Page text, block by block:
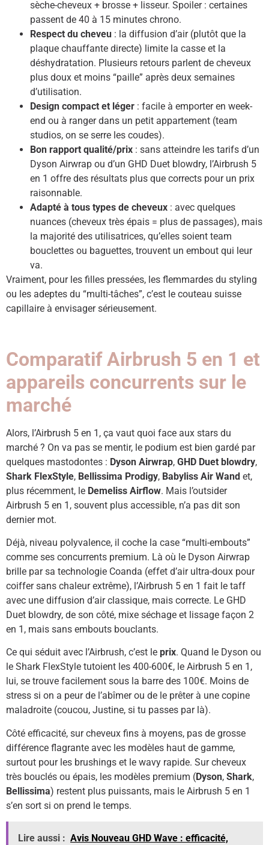
sèche-cheveux + brosse + lisseur. Spoiler : certaines
passent de 40 à 15 minutes chrono.
Respect du cheveu : la diffusion d’air (plutôt que la
plaque chauffante directe) limite la casse et la
déshydratation. Plusieurs retours parlent de cheveux
plus doux et moins “paille” après deux semaines
d’utilisation.
Design compact et léger : facile à emporter en week-
end ou à ranger dans un petit appartement (team
studios, on se serre les coudes).
Bon rapport qualité/prix : sans atteindre les tarifs d’un
Dyson Airwrap ou d’un GHD Duet blowdry, l’Airbrush 5
en 1 offre des résultats plus que corrects pour un prix
raisonnable.
Adapté à tous types de cheveux : avec quelques
nuances (cheveux très épais = plus de passages), mais
la majorité des utilisatrices, qu’elles soient team
bouclettes ou baguettes, trouvent un embout qui leur
va.
Vraiment, pour les filles pressées, les flemmardes du styling
ou les adeptes du “multi-tâches”, c’est le couteau suisse
capillaire à envisager sérieusement.
Comparatif Airbrush 5 en 1 et
appareils concurrents sur le
marché
Alors, l’Airbrush 5 en 1, ça vaut quoi face aux stars du
marché ? On va pas se mentir, le podium est bien gardé par
quelques mastodontes : Dyson Airwrap, GHD Duet blowdry,
Shark FlexStyle, Bellissima Prodigy, Babyliss Air Wand et,
plus récemment, le Demeliss Airflow. Mais l’outsider
Airbrush 5 en 1, souvent plus accessible, n’a pas dit son
dernier mot.
Déjà, niveau polyvalence, il coche la case “multi-embouts”
comme ses concurrents premium. Là où le Dyson Airwrap
brille par sa technologie Coanda (effet d’air ultra-doux pour
coiffer sans chaleur extrême), l’Airbrush 5 en 1 fait le taff
avec une diffusion d’air classique, mais correcte. Le GHD
Duet blowdry, de son côté, mixe séchage et lissage façon 2
en 1, mais sans embouts bouclants.
Ce qui séduit avec l’Airbrush, c’est le prix. Quand le Dyson ou
le Shark FlexStyle tutoient les 400-600€, le Airbrush 5 en 1,
lui, se trouve facilement sous la barre des 100€. Moins de
stress si on a peur de l’abîmer ou de le prêter à une copine
maladroite (coucou, Justine, si tu passes par là).
Côté efficacité, sur cheveux fins à moyens, pas de grosse
différence flagrante avec les modèles haut de gamme,
surtout pour les brushings et le wavy rapide. Sur cheveux
très bouclés ou épais, les modèles premium (Dyson, Shark,
Bellissima) restent plus puissants, mais le Airbrush 5 en 1
s’en sort si on prend le temps.
Lire aussi : Avis Nouveau GHD Wave : efficacité,